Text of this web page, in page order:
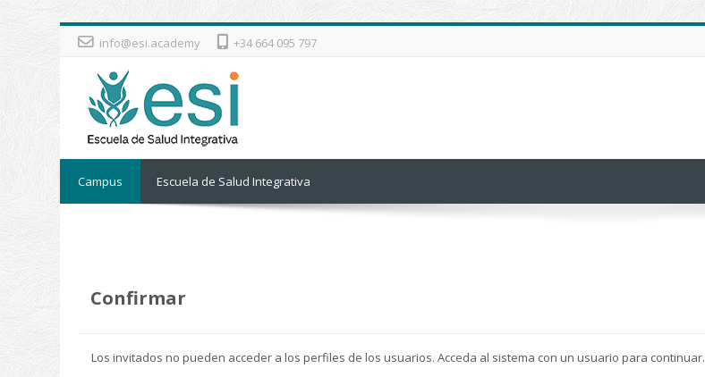
Salta al contenido principal
info@esi.academy +34 664 095 797
Campus Escuela de Salud Integrativa
Confirmar
Los invitados no pueden acceder a los perfiles de los usuarios. Acceda al sistema con un usuario para continuar.